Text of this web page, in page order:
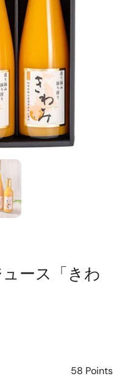
ース「きわ
58 Points